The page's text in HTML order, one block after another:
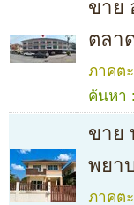
ขาย
ตลา
ภาคต
ค้นหา :
ขาย
พยา
ภาคต